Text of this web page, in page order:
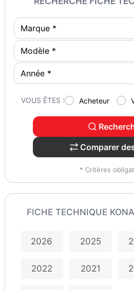
VOUS ÊTES : Acheteur
Comparer
* Critères
FICHE TECHNIQUE
2026 2025
2022 2021